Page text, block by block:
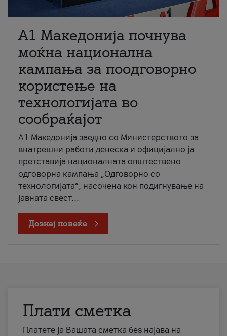
A1 Македонија почнува
моќна национална
кампања за поодговорно
користење на
технологијата во
сообраќајот
A1 Македонија заедно со Министерството за
внатрешни работи денеска и официјално ја
претставија националната општествено
одговорна кампања „Одговорно со
технологијата“, насочена кон подигнување на
јавната свест...
Дознај повеќе
Плати сметка
Платете ја Вашата сметка без најава на